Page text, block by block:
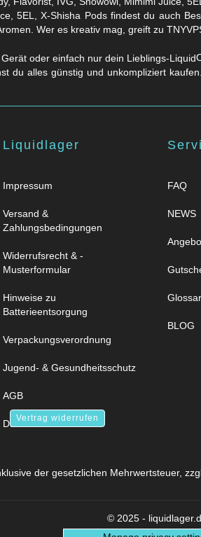
5EL, X-Shisha Pods findest du auch
Wer es kreativ mag, greift zu
du alles günstig und unkompliziert
Liquidlager
Impressum
Versand &
Zahlungsbedingungen
Vertrag widerrufen
Widerrufsrecht & -
Musterformular
Hinweise zu
Batterieentsorgung
Verpackungsverordnung
Jugend- & Gesundheitsschutz
AGB
Datenschutz
FAQ
NEWS
Glossar
BLOG
der gesetzlichen Mehrwertsteuer,
© 2025 -